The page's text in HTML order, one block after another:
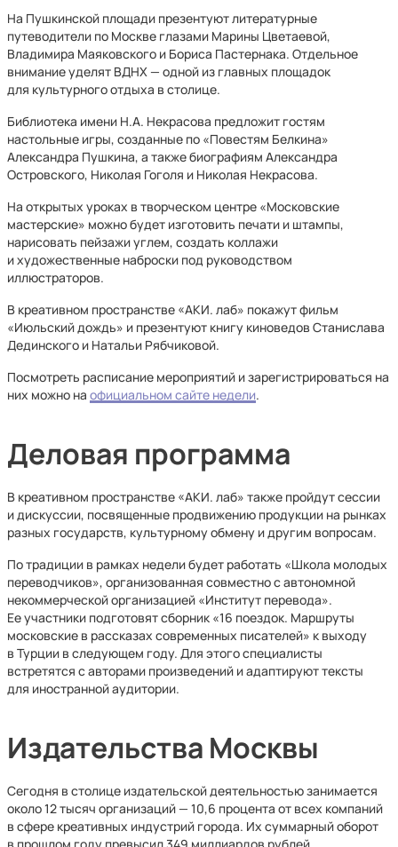
На Пушкинской площади презентуют литературные
путеводители по Москве глазами Марины Цветаевой,
Владимира Маяковского и Бориса Пастернака. Отдельное
внимание уделят ВДНХ — одной из главных площадок
для культурного отдыха в столице.
Библиотека имени Н.А. Некрасова предложит гостям
настольные игры, созданные по «Повестям Белкина»
Александра Пушкина, а также биографиям Александра
Островского, Николая Гоголя и Николая Некрасова.
На открытых уроках в творческом центре «Московские
мастерские» можно будет изготовить печати и штампы,
нарисовать пейзажи углем, создать коллажи
и художественные наброски под руководством
иллюстраторов.
В креативном пространстве «АКИ. лаб» покажут фильм
«Июльский дождь» и презентуют книгу киноведов Станислава
Дединского и Натальи Рябчиковой.
Посмотреть расписание мероприятий и зарегистрироваться на
них можно на официальном сайте недели.
Деловая программа
В креативном пространстве «АКИ. лаб» также пройдут сессии
и дискуссии, посвященные продвижению продукции на рынках
разных государств, культурному обмену и другим вопросам.
По традиции в рамках недели будет работать «Школа молодых
переводчиков», организованная совместно с автономной
некоммерческой организацией «Институт перевода».
Ее участники подготовят сборник «16 поездок. Маршруты
московские в рассказах современных писателей» к выходу
в Турции в следующем году. Для этого специалисты
встретятся с авторами произведений и адаптируют тексты
для иностранной аудитории.
Издательства Москвы
Сегодня в столице издательской деятельностью занимается
около 12 тысяч организаций — 10,6 процента от всех компаний
в сфере креативных индустрий города. Их суммарный оборот